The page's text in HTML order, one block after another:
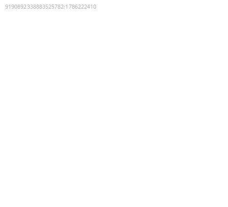
9190892338883525782:1786222410